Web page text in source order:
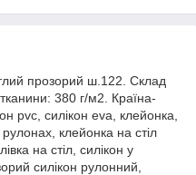
прозорий ш.122. Склад
380 г/м2. Країна-
pvc, силікон eva, клейонка,
клейонка на стіл
на стіл, силікон у
силікон рулонний,